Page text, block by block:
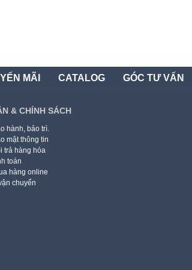
MÃI CATALOG GÓC TƯ VẤN
& CHÍNH SÁCH
hành, bảo trì.
mật thông tin
trả hàng hóa
toán
hàng online
chuyển